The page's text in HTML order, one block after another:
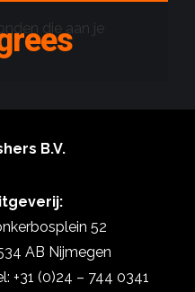
die aan je
B.V.
52
AB Nijmegen
+31 (0)24 – 744 0341